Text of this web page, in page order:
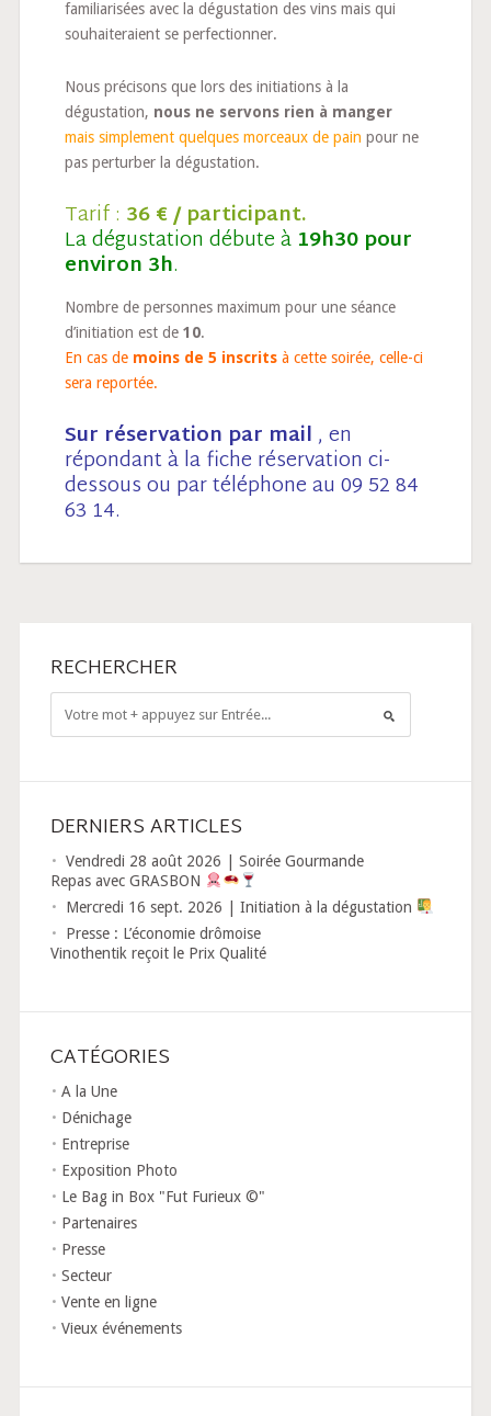
familiarisées avec la dégustation des vins mais qui
souhaiteraient se perfectionner.
Nous précisons que lors des initiations à la
dégustation, nous ne servons rien à manger
mais simplement quelques morceaux de pain pour ne
pas perturber la dégustation.
Tarif : 36 € / participant.
La dégustation débute à 19h30 pour
environ 3h.
Nombre de personnes maximum pour une séance
d’initiation est de10.
En cas de moins de 5 inscrits à cette soirée, celle-ci
sera reportée.
Sur réservation par mail, en
répondant à la fiche réservation ci-
dessous ou par téléphone au 09 52 84
63 14.
RECHERCHER
DERNIERS ARTICLES
Vendredi 28 août 2026 | Soirée Gourmande
Repas avec GRASBON
Mercredi 16 sept. 2026 | Initiation à la dégustation
Presse : L’économie drômoise
Vinothentik reçoit le Prix Qualité
CATÉGORIES
A la Une
Dénichage
Entreprise
Exposition Photo
Le Bag in Box "Fut Furieux ©"
Partenaires
Presse
Secteur
Vente en ligne
Vieux événements